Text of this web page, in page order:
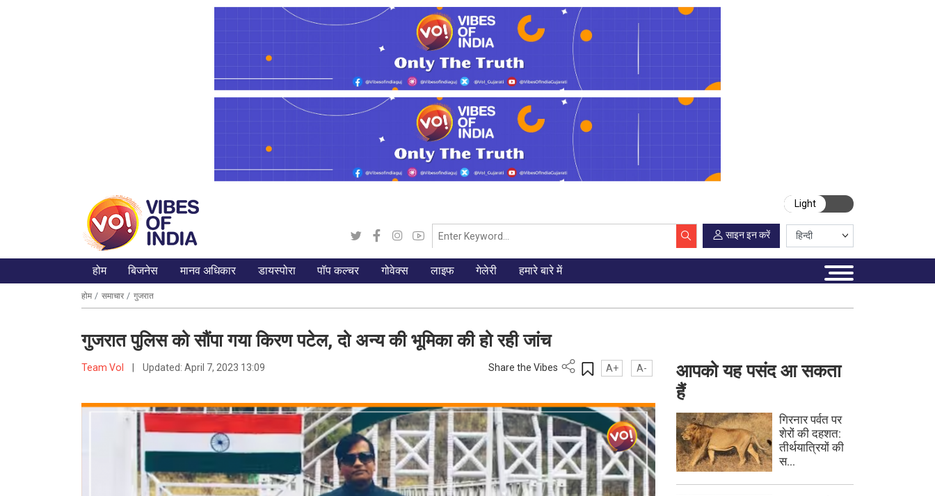
Light
साइन इन करें
होम बिजनेस मानव अधिकार डायस्पोरा पॉप कल्चर गोवेक्स लाइफ गेलेरी हमारे बारे में
होम समाचार गुजरात
गुजरात पुलिस को सौंपा गया किरण पटेल, दो अन्य की भूमिका की हो रही जांच
Team VoI Updated: April 7, 2023 13:09 Share the Vibes A+ A-
आपको यह पसंद आ सकता
हैं
गिरनार पर्वत पर
शेरों की दहशत:
तीर्थयात्रियों की
स...